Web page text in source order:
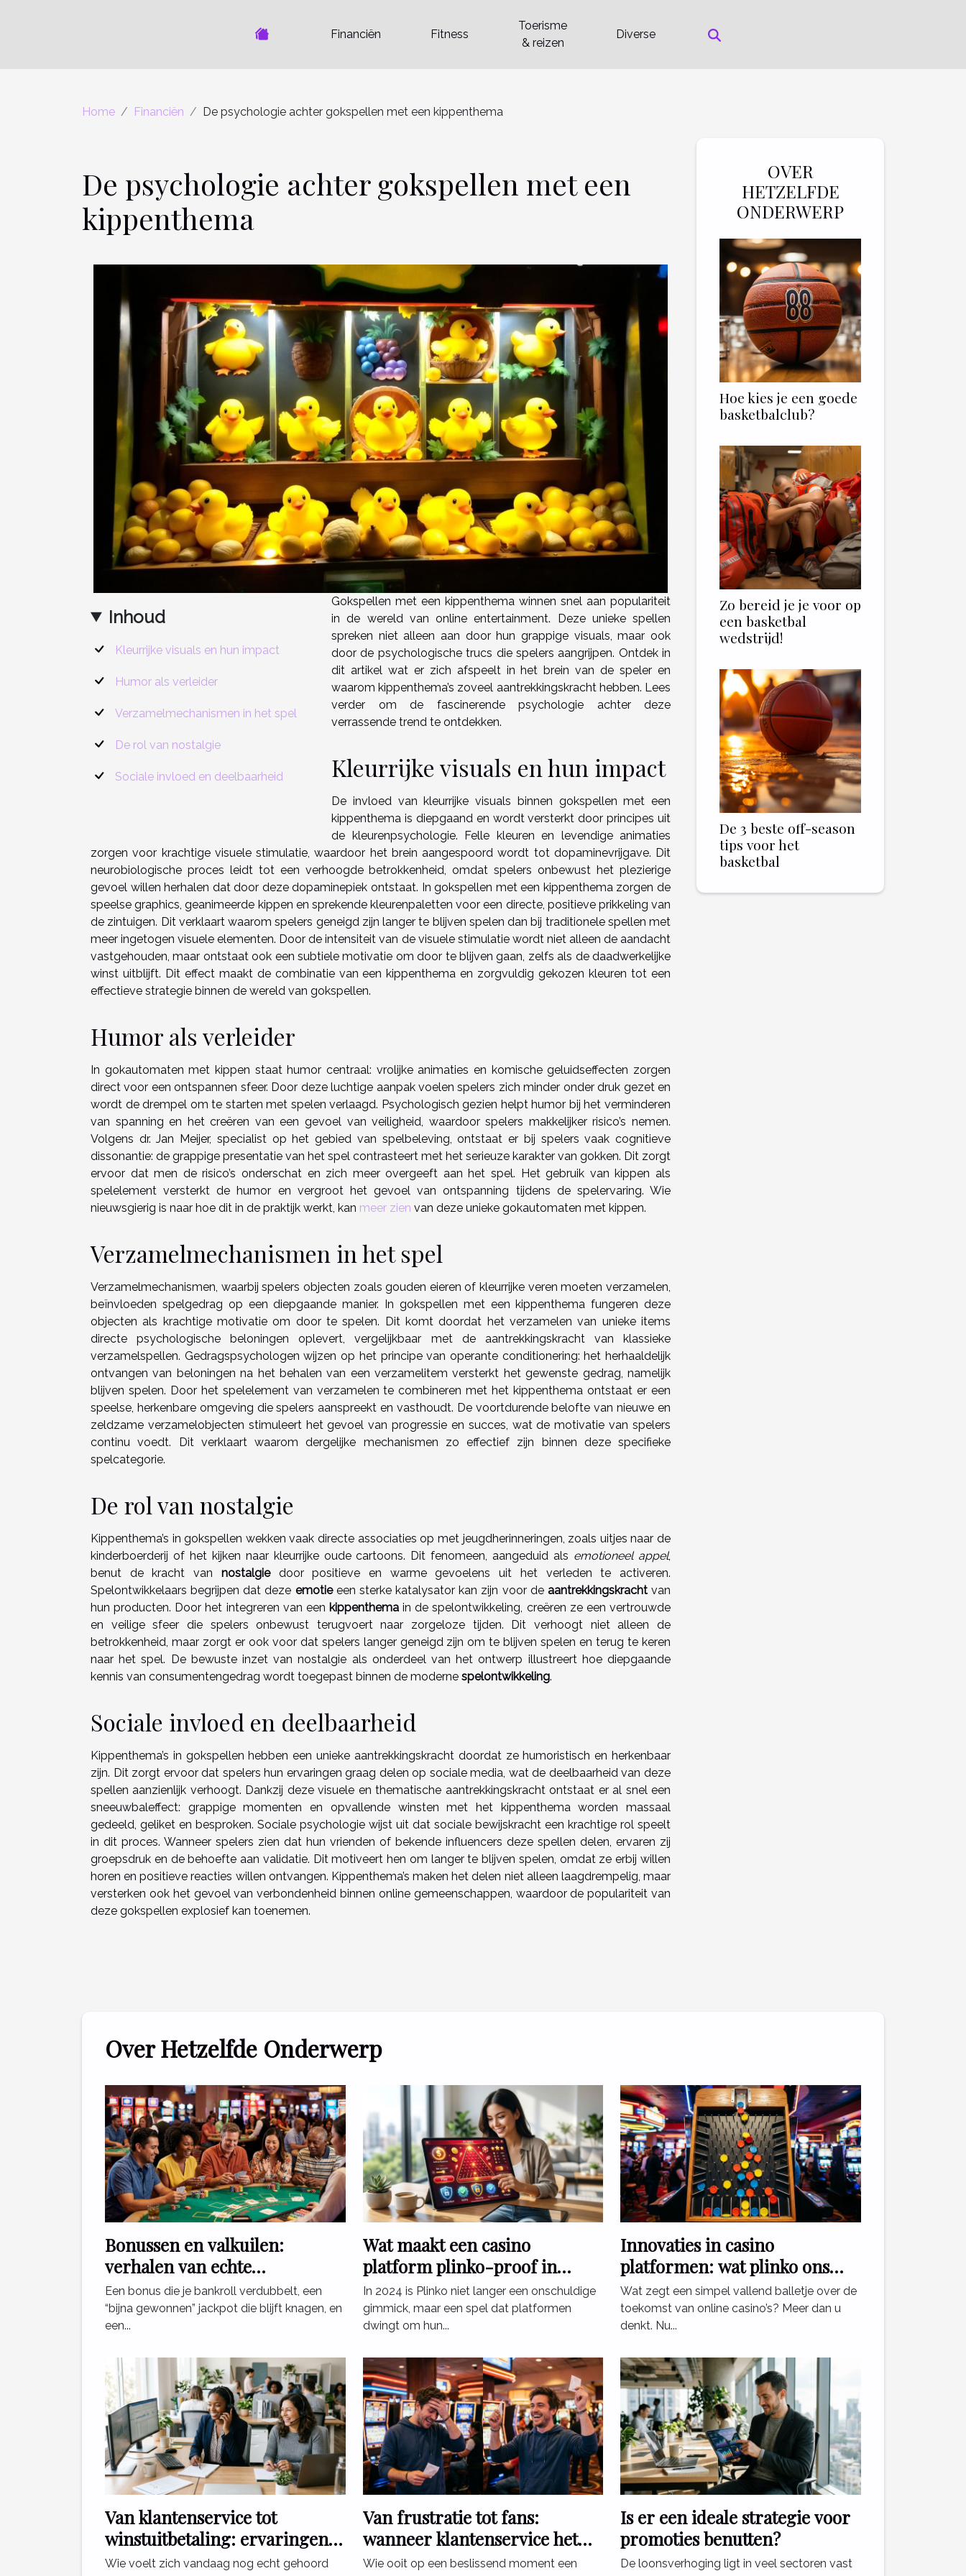
Financiën Fitness
Toerisme
& reizen
Diverse
Home Financiën De psychologie achter gokspellen met een kippenthema
De psychologie achter gokspellen met een
kippenthema
Inhoud
Kleurrijke visuals en hun impact
Humor als verleider
Verzamelmechanismen in het spel
De rol van nostalgie
Sociale invloed en deelbaarheid
Gokspellen met een kippenthema winnen snel aan populariteit
in de wereld van online entertainment. Deze unieke spellen
spreken niet alleen aan door hun grappige visuals, maar ook
door de psychologische trucs die spelers aangrijpen. Ontdek in
dit artikel wat er zich afspeelt in het brein van de speler en
waarom kippenthema’s zoveel aantrekkingskracht hebben. Lees
verder om de fascinerende psychologie achter deze
verrassende trend te ontdekken.
Kleurrijke visuals en hun impact
De invloed van kleurrijke visuals binnen gokspellen met een
kippenthema is diepgaand en wordt versterkt door principes uit
de kleurenpsychologie. Felle kleuren en levendige animaties
zorgen voor krachtige visuele stimulatie, waardoor het brein aangespoord wordt tot dopaminevrijgave. Dit
neurobiologische proces leidt tot een verhoogde betrokkenheid, omdat spelers onbewust het plezierige
gevoel willen herhalen dat door deze dopaminepiek ontstaat. In gokspellen met een kippenthema zorgen de
speelse graphics, geanimeerde kippen en sprekende kleurenpaletten voor een directe, positieve prikkeling van
de zintuigen. Dit verklaart waarom spelers geneigd zijn langer te blijven spelen dan bij traditionele spellen met
meer ingetogen visuele elementen. Door de intensiteit van de visuele stimulatie wordt niet alleen de aandacht
vastgehouden, maar ontstaat ook een subtiele motivatie om door te blijven gaan, zelfs als de daadwerkelijke
winst uitblijft. Dit effect maakt de combinatie van een kippenthema en zorgvuldig gekozen kleuren tot een
effectieve strategie binnen de wereld van gokspellen.
Humor als verleider
In gokautomaten met kippen staat humor centraal: vrolijke animaties en komische geluidseffecten zorgen
direct voor een ontspannen sfeer. Door deze luchtige aanpak voelen spelers zich minder onder druk gezet en
wordt de drempel om te starten met spelen verlaagd. Psychologisch gezien helpt humor bij het verminderen
van spanning en het creëren van een gevoel van veiligheid, waardoor spelers makkelijker risico’s nemen.
Volgens dr. Jan Meijer, specialist op het gebied van spelbeleving, ontstaat er bij spelers vaak cognitieve
dissonantie: de grappige presentatie van het spel contrasteert met het serieuze karakter van gokken. Dit zorgt
ervoor dat men de risico’s onderschat en zich meer overgeeft aan het spel. Het gebruik van kippen als
spelelement versterkt de humor en vergroot het gevoel van ontspanning tijdens de spelervaring. Wie
nieuwsgierig is naar hoe dit in de praktijk werkt, kan meer zien van deze unieke gokautomaten met kippen.
Verzamelmechanismen in het spel
Verzamelmechanismen, waarbij spelers objecten zoals gouden eieren of kleurrijke veren moeten verzamelen,
beïnvloeden spelgedrag op een diepgaande manier. In gokspellen met een kippenthema fungeren deze
objecten als krachtige motivatie om door te spelen. Dit komt doordat het verzamelen van unieke items
directe psychologische beloningen oplevert, vergelijkbaar met de aantrekkingskracht van klassieke
verzamelspellen. Gedragspsychologen wijzen op het principe van operante conditionering: het herhaaldelijk
ontvangen van beloningen na het behalen van een verzamelitem versterkt het gewenste gedrag, namelijk
blijven spelen. Door het spelelement van verzamelen te combineren met het kippenthema ontstaat er een
speelse, herkenbare omgeving die spelers aanspreekt en vasthoudt. De voortdurende belofte van nieuwe en
zeldzame verzamelobjecten stimuleert het gevoel van progressie en succes, wat de motivatie van spelers
continu voedt. Dit verklaart waarom dergelijke mechanismen zo effectief zijn binnen deze specifieke
spelcategorie.
De rol van nostalgie
Kippenthema’s in gokspellen wekken vaak directe associaties op met jeugdherinneringen, zoals uitjes naar de
kinderboerderij of het kijken naar kleurrijke oude cartoons. Dit fenomeen, aangeduid als emotioneel appel,
benut de kracht van nostalgiedoor positieve en warme gevoelens uit het verleden te activeren.
Spelontwikkelaars begrijpen dat deze emotieeen sterke katalysator kan zijn voor de aantrekkingskrachtvan
hun producten. Door het integreren van een kippenthema in de spelontwikkeling, creëren ze een vertrouwde
en veilige sfeer die spelers onbewust terugvoert naar zorgeloze tijden. Dit verhoogt niet alleen de
betrokkenheid, maar zorgt er ook voor dat spelers langer geneigd zijn om te blijven spelen en terug te keren
naar het spel. De bewuste inzet van nostalgie als onderdeel van het ontwerp illustreert hoe diepgaande
kennis van consumentengedrag wordt toegepast binnen de moderne spelontwikkeling.
Sociale invloed en deelbaarheid
Kippenthema’s in gokspellen hebben een unieke aantrekkingskracht doordat ze humoristisch en herkenbaar
zijn. Dit zorgt ervoor dat spelers hun ervaringen graag delen op sociale media, wat de deelbaarheid van deze
spellen aanzienlijk verhoogt. Dankzij deze visuele en thematische aantrekkingskracht ontstaat er al snel een
sneeuwbaleffect: grappige momenten en opvallende winsten met het kippenthema worden massaal
gedeeld, geliket en besproken. Sociale psychologie wijst uit dat sociale bewijskracht een krachtige rol speelt
in dit proces. Wanneer spelers zien dat hun vrienden of bekende influencers deze spellen delen, ervaren zij
groepsdruk en de behoefte aan validatie. Dit motiveert hen om langer te blijven spelen, omdat ze erbij willen
horen en positieve reacties willen ontvangen. Kippenthema’s maken het delen niet alleen laagdrempelig, maar
versterken ook het gevoel van verbondenheid binnen online gemeenschappen, waardoor de populariteit van
deze gokspellen explosief kan toenemen.
OVER
HETZELFDE
ONDERWERP
Hoe kies je een goede
basketbalclub?
Zo bereid je je voor op
een basketbal
wedstrijd!
De 3 beste off-season
tips voor het
basketbal
Over Hetzelfde Onderwerp
Bonussen en valkuilen:
verhalen van echte
casinospelers
Een bonus die je bankroll verdubbelt, een
“bijna gewonnen” jackpot die blijft knagen, en
een...
Wat maakt een casino
platform plinko-proof in
2024?
In 2024 is Plinko niet langer een onschuldige
gimmick, maar een spel dat platformen
dwingt om hun...
Innovaties in casino
platformen: wat plinko ons
leert
Wat zegt een simpel vallend balletje over de
toekomst van online casino’s? Meer dan u
denkt. Nu...
Van klantenservice tot
winstuitbetaling: ervaringen
die ertoe doen
Wie voelt zich vandaag nog echt gehoord
Van frustratie tot fans:
wanneer klantenservice het
verschil maakt voor gokkers
Wie ooit op een beslissend moment een
Is er een ideale strategie voor
promoties benutten?
De loonsverhoging ligt in veel sectoren vast